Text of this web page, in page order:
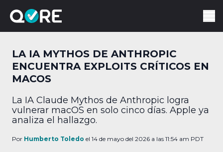
LA IA MYTHOS DE ANTHROPIC
ENCUENTRA EXPLOITS CRÍTICOS EN
MACOS
La IA Claude Mythos de Anthropic logra
vulnerar macOS en solo cinco días. Apple ya
analiza el hallazgo.
Por Humberto Toledo el 14 de mayo del 2026 a las 11:54 am PDT